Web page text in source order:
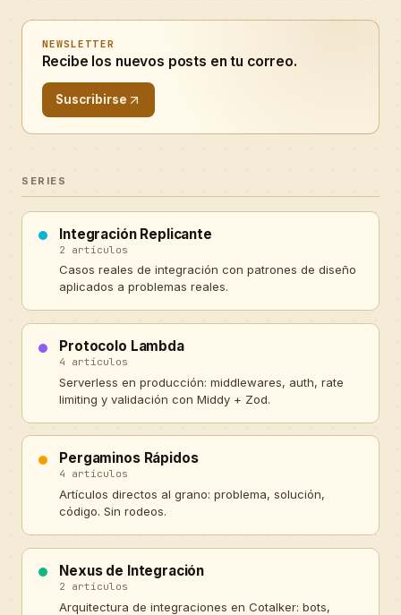
formulario, en otro flujo, escrito por alguien que tocó
esta misma company solo que hace dos años... quizá
hasta fuiste tú mismo. Bienvenido a la verdad que
todos pasan de largo con las questions en Cotalker:
sus codes no son únicos por formulario, so
NEWSLETTER
Recibe los nuevos posts en tu correo.
Suscribirse
SERIES
Integración Replicante
2 artículos
Casos reales de integración con patrones de diseño
aplicados a problemas reales.
Protocolo Lambda
4 artículos
Serverless en producción: middlewares, auth, rate
limiting y validación con Middy + Zod.
Pergaminos Rápidos
4 artículos
Artículos directos al grano: problema, solución,
código. Sin rodeos.
Nexus de Integración
2 artículos
Arquitectura de integraciones en Cotalker: bots,